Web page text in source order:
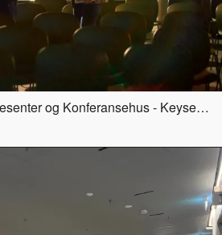
INC. Økern Portal Møtesenter og Konferansehus - Keyserløkka